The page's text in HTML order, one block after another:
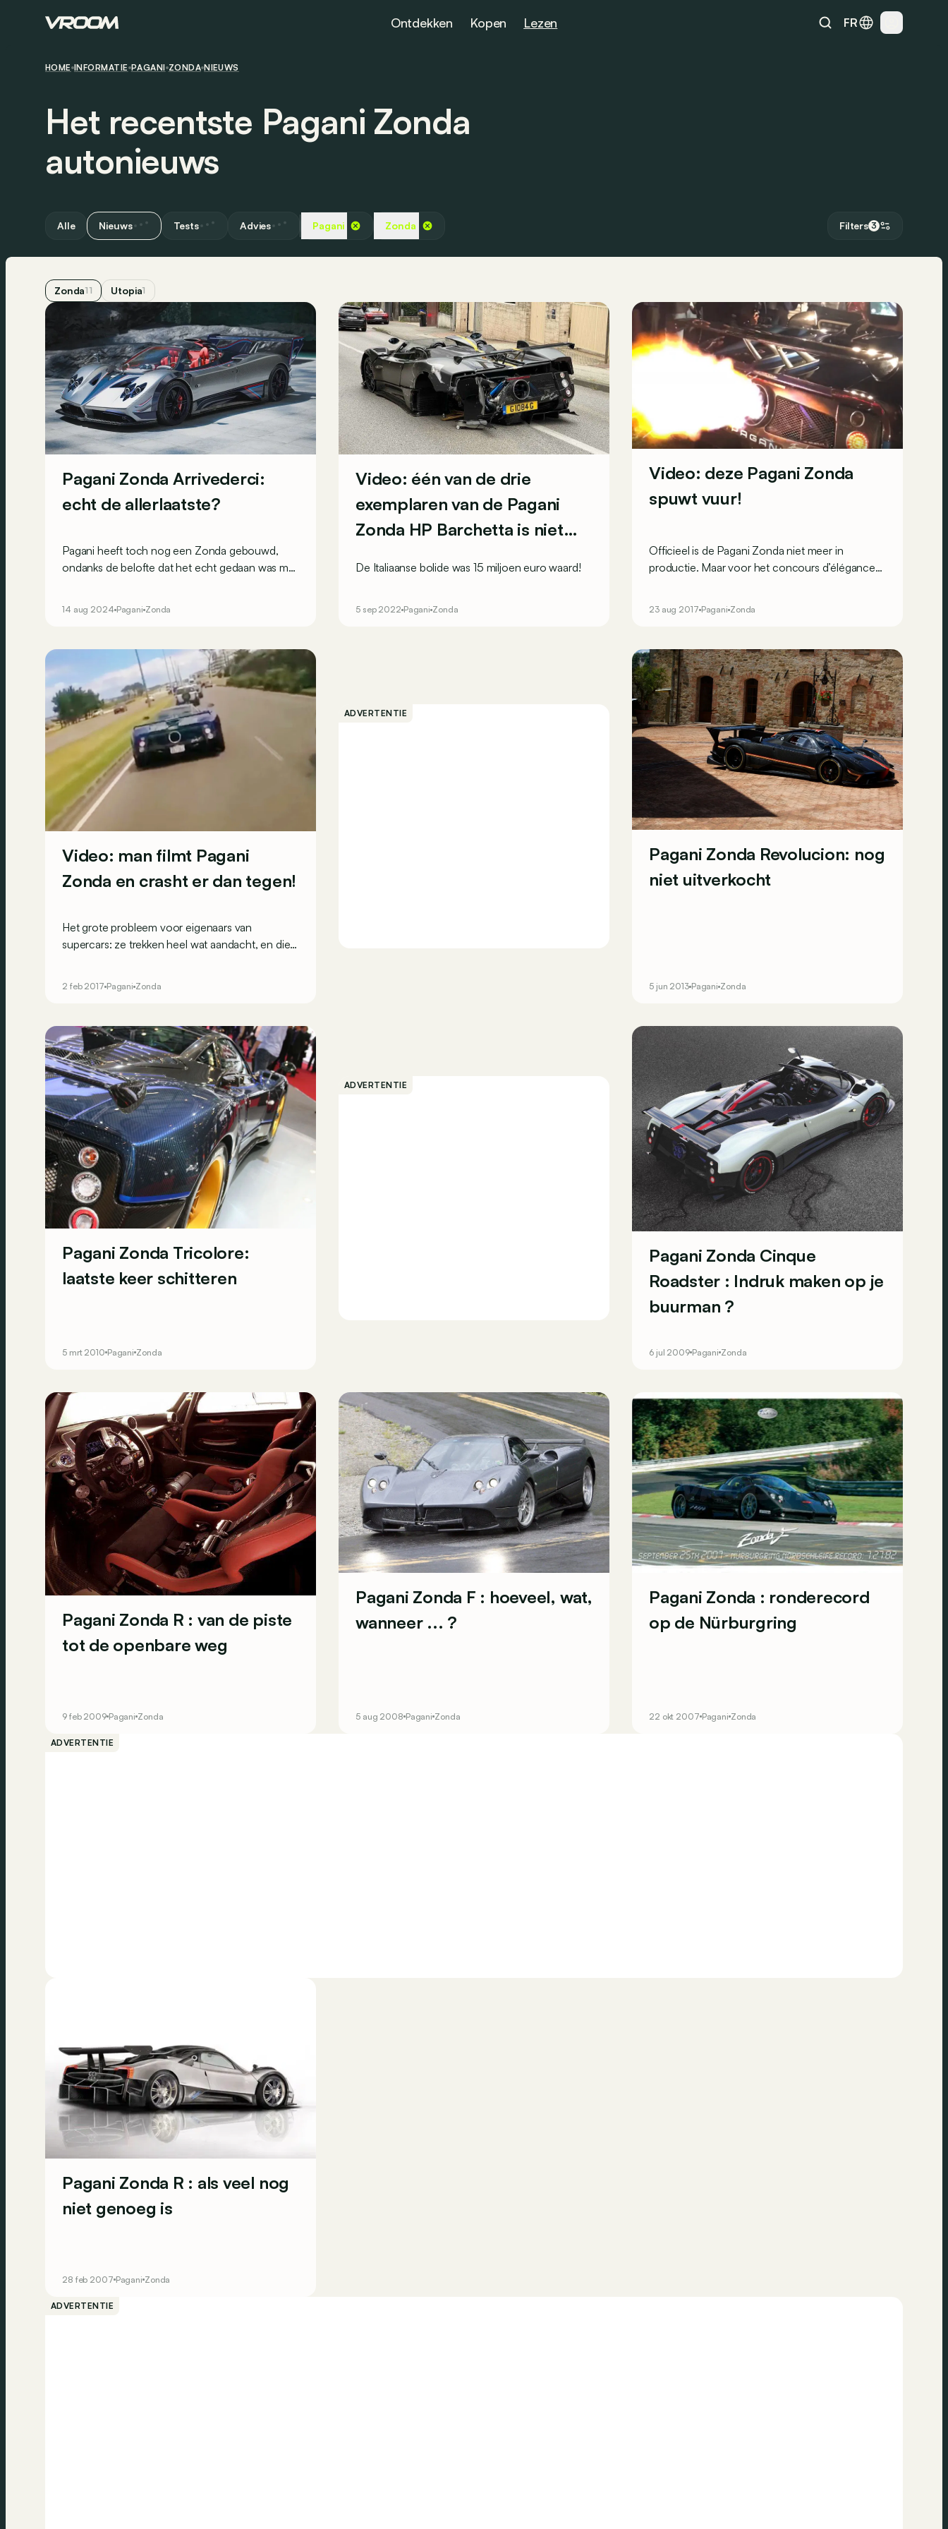
Ontdekken Kopen Lezen FR
HOME INFORMATIE PAGANI ZONDA NIEUWS
Het recentste Pagani Zonda
autonieuws
Alle Nieuws Tests Advies Pagani Zonda Filters 3
Zonda11 Utopia1
Pagani Zonda Arrivederci:
echt de allerlaatste?
Pagani heeft toch nog een Zonda gebouwd,
ondanks de belofte dat het echt gedaan was met
14 aug 2024 Pagani Zonda
Video: één van de drie
exemplaren van de Pagani
Zonda HP Barchetta is niet
De Italiaanse bolide was 15 miljoen euro waard!
5 sep 2022 Pagani Zonda
Video: deze Pagani Zonda
spuwt vuur!
Officieel is de Pagani Zonda niet meer in
productie. Maar voor het concours d’élégance
23 aug 2017 Pagani Zonda
Video: man filmt Pagani
Zonda en crasht er dan tegen!
Het grote probleem voor eigenaars van
supercars: ze trekken heel wat aandacht, en die
2 feb 2017 Pagani Zonda
ADVERTENTIE
Pagani Zonda Revolucion: nog
niet uitverkocht
5 jun 2013 Pagani Zonda
Pagani Zonda Tricolore:
laatste keer schitteren
5 mrt 2010 Pagani Zonda
ADVERTENTIE
Pagani Zonda Cinque
Roadster : Indruk maken op je
buurman ?
6 jul 2009 Pagani Zonda
Pagani Zonda R : van de piste
tot de openbare weg
9 feb 2009 Pagani Zonda
Pagani Zonda F : hoeveel, wat,
wanneer ... ?
5 aug 2008 Pagani Zonda
Pagani Zonda : ronderecord
op de Nürburgring
22 okt 2007 Pagani Zonda
ADVERTENTIE
Pagani Zonda R : als veel nog
niet genoeg is
28 feb 2007 Pagani Zonda
ADVERTENTIE